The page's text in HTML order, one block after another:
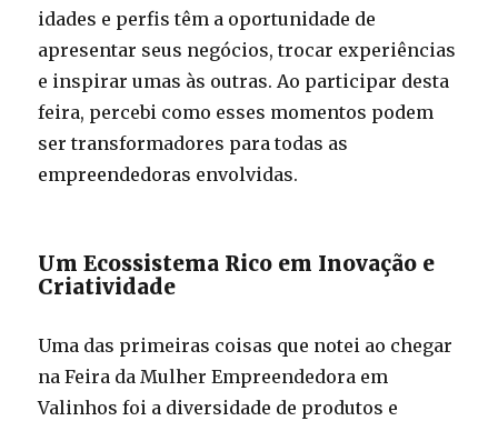
idades e perfis têm a oportunidade de
apresentar seus negócios, trocar experiências
e inspirar umas às outras. Ao participar desta
feira, percebi como esses momentos podem
ser transformadores para todas as
empreendedoras envolvidas.
Um Ecossistema Rico em Inovação e
Criatividade
Uma das primeiras coisas que notei ao chegar
na Feira da Mulher Empreendedora em
Valinhos foi a diversidade de produtos e